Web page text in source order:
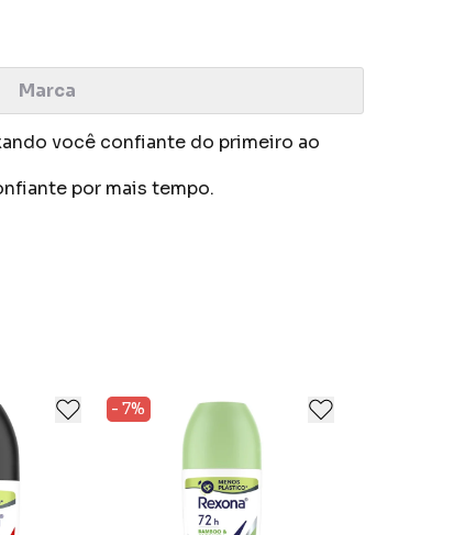
Marca
você confiante do primeiro ao
por mais tempo.
- 7%